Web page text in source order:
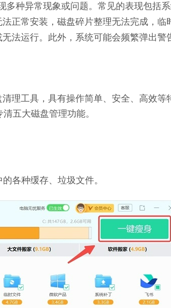
多种异常现象或问题。常见的表现包括
正常安装，磁盘碎片整理无法完成，
法运行。此外，系统可能会频繁弹出警
理工具，具有操作简单、安全、高效等
五大磁盘管理功能。
的各种缓存、垃圾文件。